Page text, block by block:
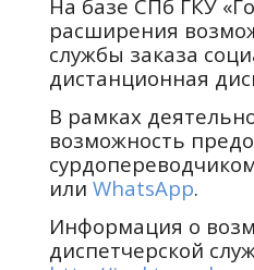
На базе СПб ГКУ
расширения
службы заказа
дистанционная
В рамках
возможность
или WhatsApp.
Информация о
диспетчерской